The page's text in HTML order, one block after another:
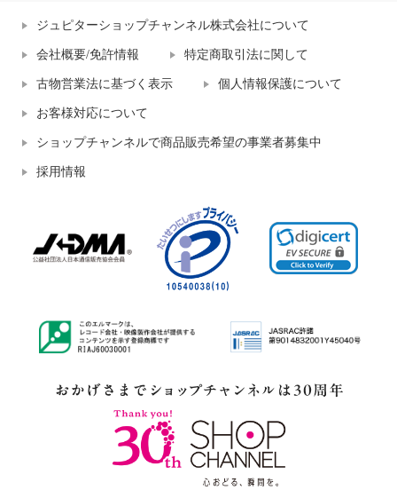
ジュピターショップチャンネル株式会社について
会社概要/免許情報 特定商取引法に関して
古物営業法に基づく表示 個人情報保護について
お客様対応について
ショップチャンネルで商品販売希望の事業者募集中
採用情報